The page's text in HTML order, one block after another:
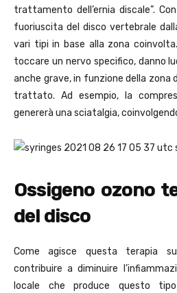
trattamento dell’ernia discale”.
fuoriuscita del disco vertebrale
vari tipi in base alla zona
toccare un nervo specifico, danno
anche grave, in funzione della zona
trattato. Ad esempio, la
genererà una sciatalgia,
Ossigeno ozono
del disco
Come agisce questa terapia
contribuire a diminuire
locale che produce questo tipo